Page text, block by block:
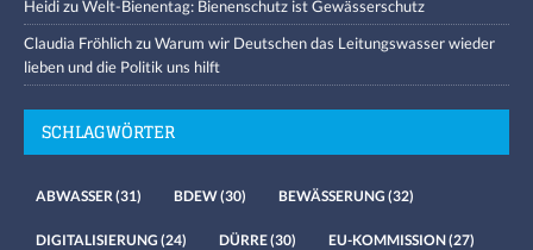
HeidizuWelt-Bienentag: Bienenschutz ist Gewässerschutz
Claudia FröhlichzuWarum wir Deutschen das Leitungswasser wieder
lieben und die Politik uns hilft
SCHLAGWÖRTER
ABWASSER (31) BDEW(30) BEWÄSSERUNG (32)
DIGITALISIERUNG (24) DÜRRE(30) EU-KOMMISSION(27)